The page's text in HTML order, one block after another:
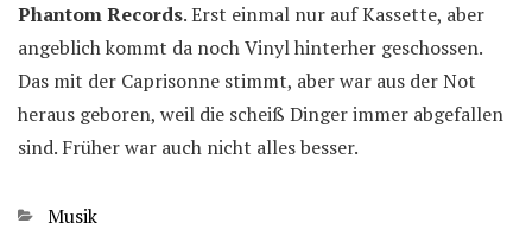
Phantom Records. Erst einmal nur auf Kassette, aber
angeblich kommt da noch Vinyl hinterher geschossen.
Das mit der Caprisonne stimmt, aber war aus der Not
heraus geboren, weil die scheiß Dinger immer abgefallen
sind. Früher war auch nicht alles besser.
Kategorien
Musik